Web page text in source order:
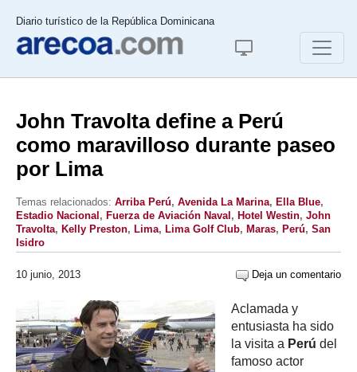
Diario turístico de la República Dominicana
John Travolta define a Perú
como maravilloso durante paseo
por Lima
Temas relacionados: Arriba Perú, Avenida La Marina, Ella Blue,
Estadio Nacional , Fuerza de Aviación Naval , Hotel Westin, John
Travolta, Kelly Preston, Lima, Lima Golf Club, Maras, Perú, San
Isidro
10 junio, 2013 Deja un comentario
Aclamada y
entusiasta ha sido
la visita a Perú del
famoso actor